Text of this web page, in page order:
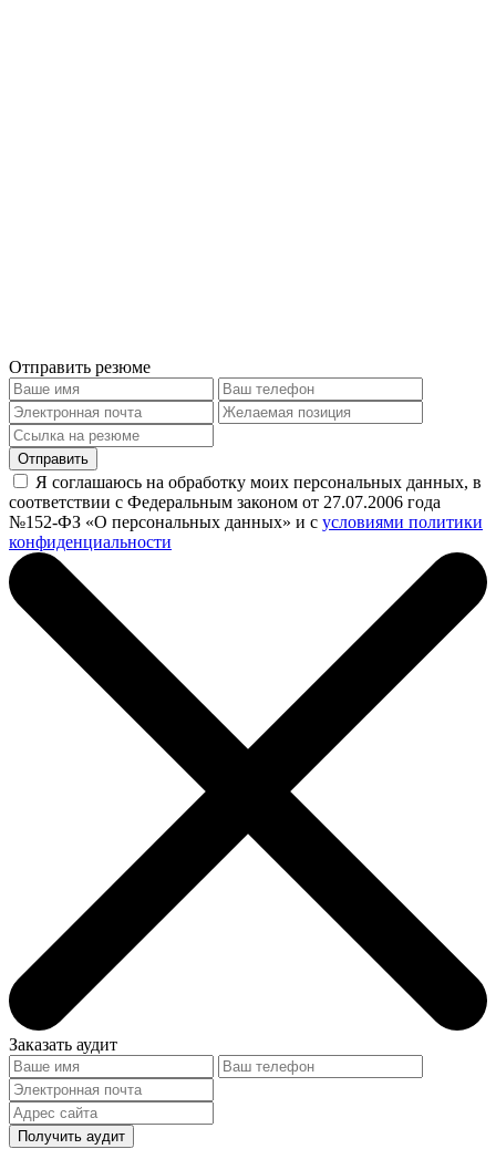
Отправить резюме
Отправить
Я соглашаюсь на обработку моих персональных данных, в
соответствии с Федеральным законом от 27.07.2006 года
№152-ФЗ «О персональных данных» и с условиями политики
конфиденциальности
Заказать аудит
Получить аудит